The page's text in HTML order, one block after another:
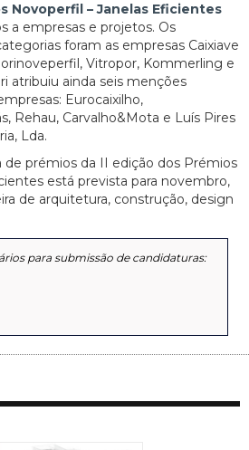
Novoperfil – Janelas Eficientes
a empresas e projetos. Os
foram as empresas Caixiave
Vitropor, Kommerling e
atribuiu ainda seis menções
Eurocaixilho,
Rehau, Carvalho&Mota e Luís Pires
Lda.
prémios da II edição dos Prémios
está prevista para novembro,
de arquitetura, construção, design
para submissão de candidaturas: